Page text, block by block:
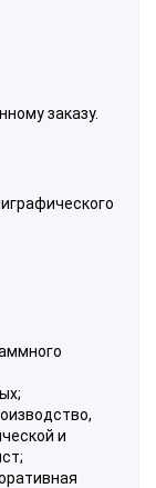
заказу.
и